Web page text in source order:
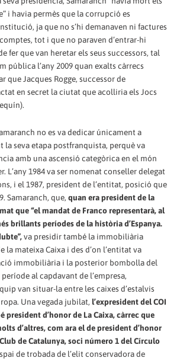
i havia permès que la corrupció es
ja que no s’hi demanaven ni factures
tot i que no paraven d’entrar-hi
fer que van heretar els seus successors, tal
pública l’any 2009 quan exalts càrrecs
que Jacques Rogge, successor de
en secret la ciutat que acolliria els Jocs
no es va dedicar únicament a
la seva etapa postfranquista, perquè va
amb una ascensió categòrica en el món
L’any 1984 va ser nomenat conseller delegat
i el 1987, president de l’entitat, posició que
Samaranch, que, quan era president de la
que “el mandat de Franco representarà, al
brillants períodes de la història d’Espanya.
va presidir també la immobiliària
la mateixa Caixa i des d’on l’entitat va
immobiliària i la posterior bombolla del
al capdavant de l’empresa,
van situar-la entre les caixes d’estalvis
Una vegada jubilat, l’expresident del COI
president d’honor de La Caixa, càrrec que
d’altres, com ara el de president d’honor
de Catalunya, soci número 1 del Círculo
de trobada de l’elit conservadora de